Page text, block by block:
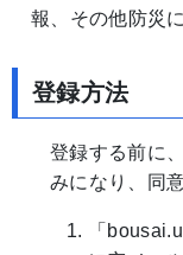
報、その他防災
登録方法
登録する前に、
みになり、同
「